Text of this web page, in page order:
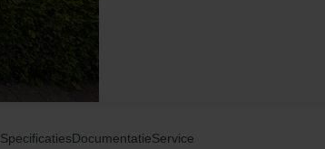
SpecificatiesDocumentatieService